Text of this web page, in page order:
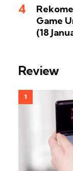
Game
(18
Review